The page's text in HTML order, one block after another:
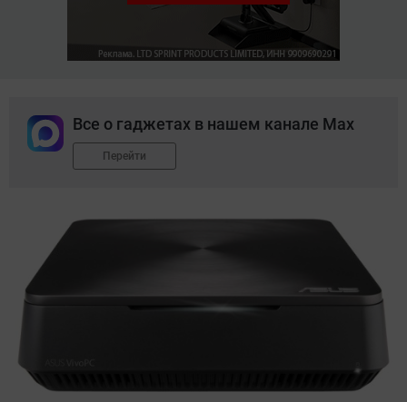
Все о гаджетах в нашем канале Max
Перейти